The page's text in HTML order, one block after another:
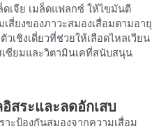
เจีย เมล็ดแฟลกซ์ ให้ไขมันดี
สี่ยงของภาวะสมองเสื่อมตามอายุ
เชิงเดี่ยวที่ช่วยให้เลือดไหลเวียน
ซียมและวิตามินเคที่สนับสนุน
สระและลดอักเสบ
ะป้องกันสมองจากความเสื่อม